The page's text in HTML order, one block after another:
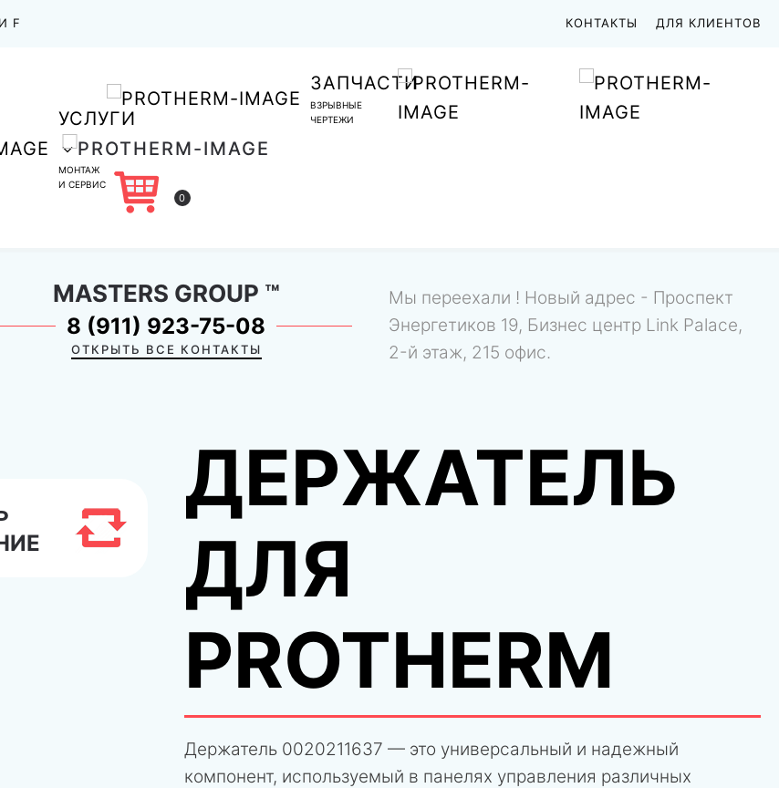
F КОНТАКТЫ ДЛЯ КЛИЕНТОВ
УСЛУГИ
МОНТАЖ
И СЕРВИС
ЗАПЧАСТИ
ВЗРЫВНЫЕ
ЧЕРТЕЖИ
0
MASTERS GROUP ™
8 (911) 923-75-08
ОТКРЫТЬ ВСЕ КОНТАКТЫ
Мы переехали ! Новый адрес - Проспект
Энергетиков 19, Бизнес центр Link Palace,
2-й этаж, 215 офис.
ДЕРЖАТЕЛЬ
ДЛЯ
PROTHERM
Держатель 0020211637 — это универсальный и надежный
компонент, используемый в панелях управления различных